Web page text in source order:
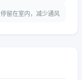
停留在室内，减少通风